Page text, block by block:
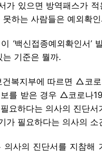
가 있으면 방역패스가
못하는 사람들은 예외확
‘백신접종예외확인서’
는 기준은 뭘까.
건복지부에 따르면 △코
를 받은 경우 △코로나
요하다는 의사의 진단
가 필요하다는 의사의
의사의 진단서를 지참해